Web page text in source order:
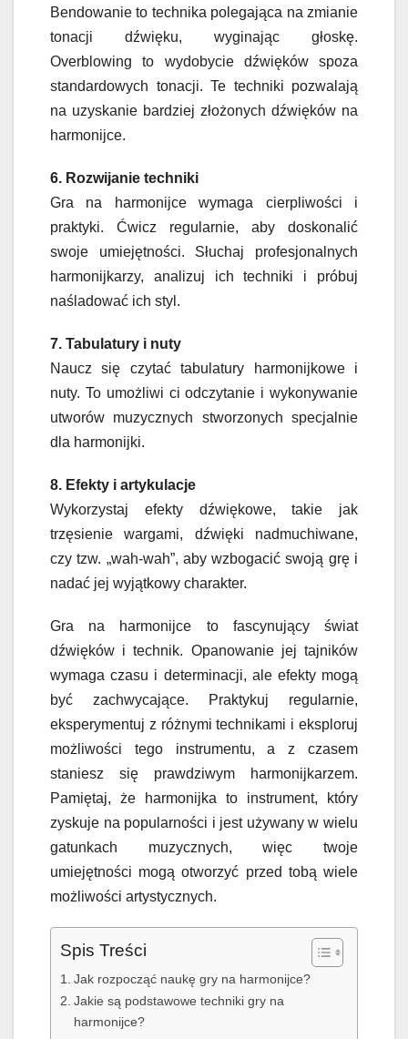
Bendowanie to technika polegająca na zmianie
tonacji dźwięku, wyginając głoskę.
Overblowing to wydobycie dźwięków spoza
standardowych tonacji. Te techniki pozwalają
na uzyskanie bardziej złożonych dźwięków na
harmonijce.
6. Rozwijanie techniki
Gra na harmonijce wymaga cierpliwości i
praktyki. Ćwicz regularnie, aby doskonalić
swoje umiejętności. Słuchaj profesjonalnych
harmonijkarzy, analizuj ich techniki i próbuj
naśladować ich styl.
7. Tabulatury i nuty
Naucz się czytać tabulatury harmonijkowe i
nuty. To umożliwi ci odczytanie i wykonywanie
utworów muzycznych stworzonych specjalnie
dla harmonijki.
8. Efekty i artykulacje
Wykorzystaj efekty dźwiękowe, takie jak
trzęsienie wargami, dźwięki nadmuchiwane,
czy tzw. „wah-wah”, aby wzbogacić swoją grę i
nadać jej wyjątkowy charakter.
Gra na harmonijce to fascynujący świat
dźwięków i technik. Opanowanie jej tajników
wymaga czasu i determinacji, ale efekty mogą
być zachwycające. Praktykuj regularnie,
eksperymentuj z różnymi technikami i eksploruj
możliwości tego instrumentu, a z czasem
staniesz się prawdziwym harmonijkarzem.
Pamiętaj, że harmonijka to instrument, który
zyskuje na popularności i jest używany w wielu
gatunkach muzycznych, więc twoje
umiejętności mogą otworzyć przed tobą wiele
możliwości artystycznych.
Spis Treści
Jak rozpocząć naukę gry na harmonijce?
Jakie są podstawowe techniki gry na
harmonijce?